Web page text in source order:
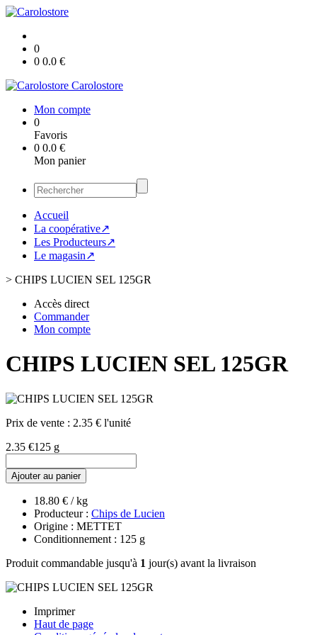
0
0 0.0 €
Carolostore
Mon compte
0
Favoris
0 0.0 €
Mon panier
Accueil
La coopérative↗
Les Producteurs↗
Le magasin↗
> CHIPS LUCIEN SEL 125GR
Accès direct
Commander
Mon compte
CHIPS LUCIEN SEL 125GR
Prix de vente : 2.35 € l'unité
2.35 €125 g
Ajouter au panier
18.80 € / kg
Producteur : Chips de Lucien
Origine : METTET
Conditionnement : 125 g
Produit commandable jusqu'à 1 jour(s) avant la livraison
Imprimer
Haut de page